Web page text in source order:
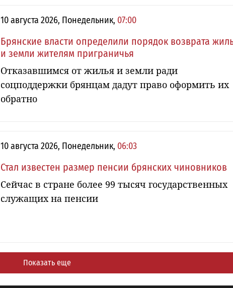
10 августа 2026, Понедельник, 07:00
Брянские власти определили порядок возврата
и земли жителям приграничья
Отказавшимся от жилья и земли ради
соцподдержки брянцам дадут право оформить их
обратно
10 августа 2026, Понедельник, 06:03
Стал известен размер пенсии брянских чиновников
Сейчас в стране более 99 тысяч государственных
служащих на пенсии
Показать еще